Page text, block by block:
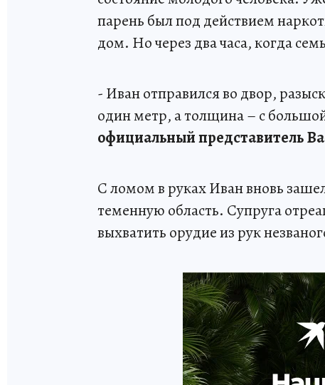
парень был под действием
дом. Но через два часа, когда
- Иван отправился во двор,
один метр, а толщина – с
официальный представитель
С ломом в руках Иван вновь
теменную область. Супруга
выхватить орудие из рук